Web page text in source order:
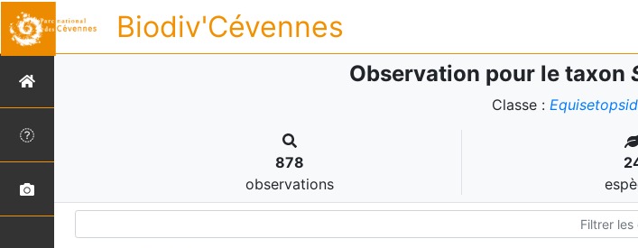
Biodiv'Cévennes
Observation pour le taxon
Classe :
878
observations